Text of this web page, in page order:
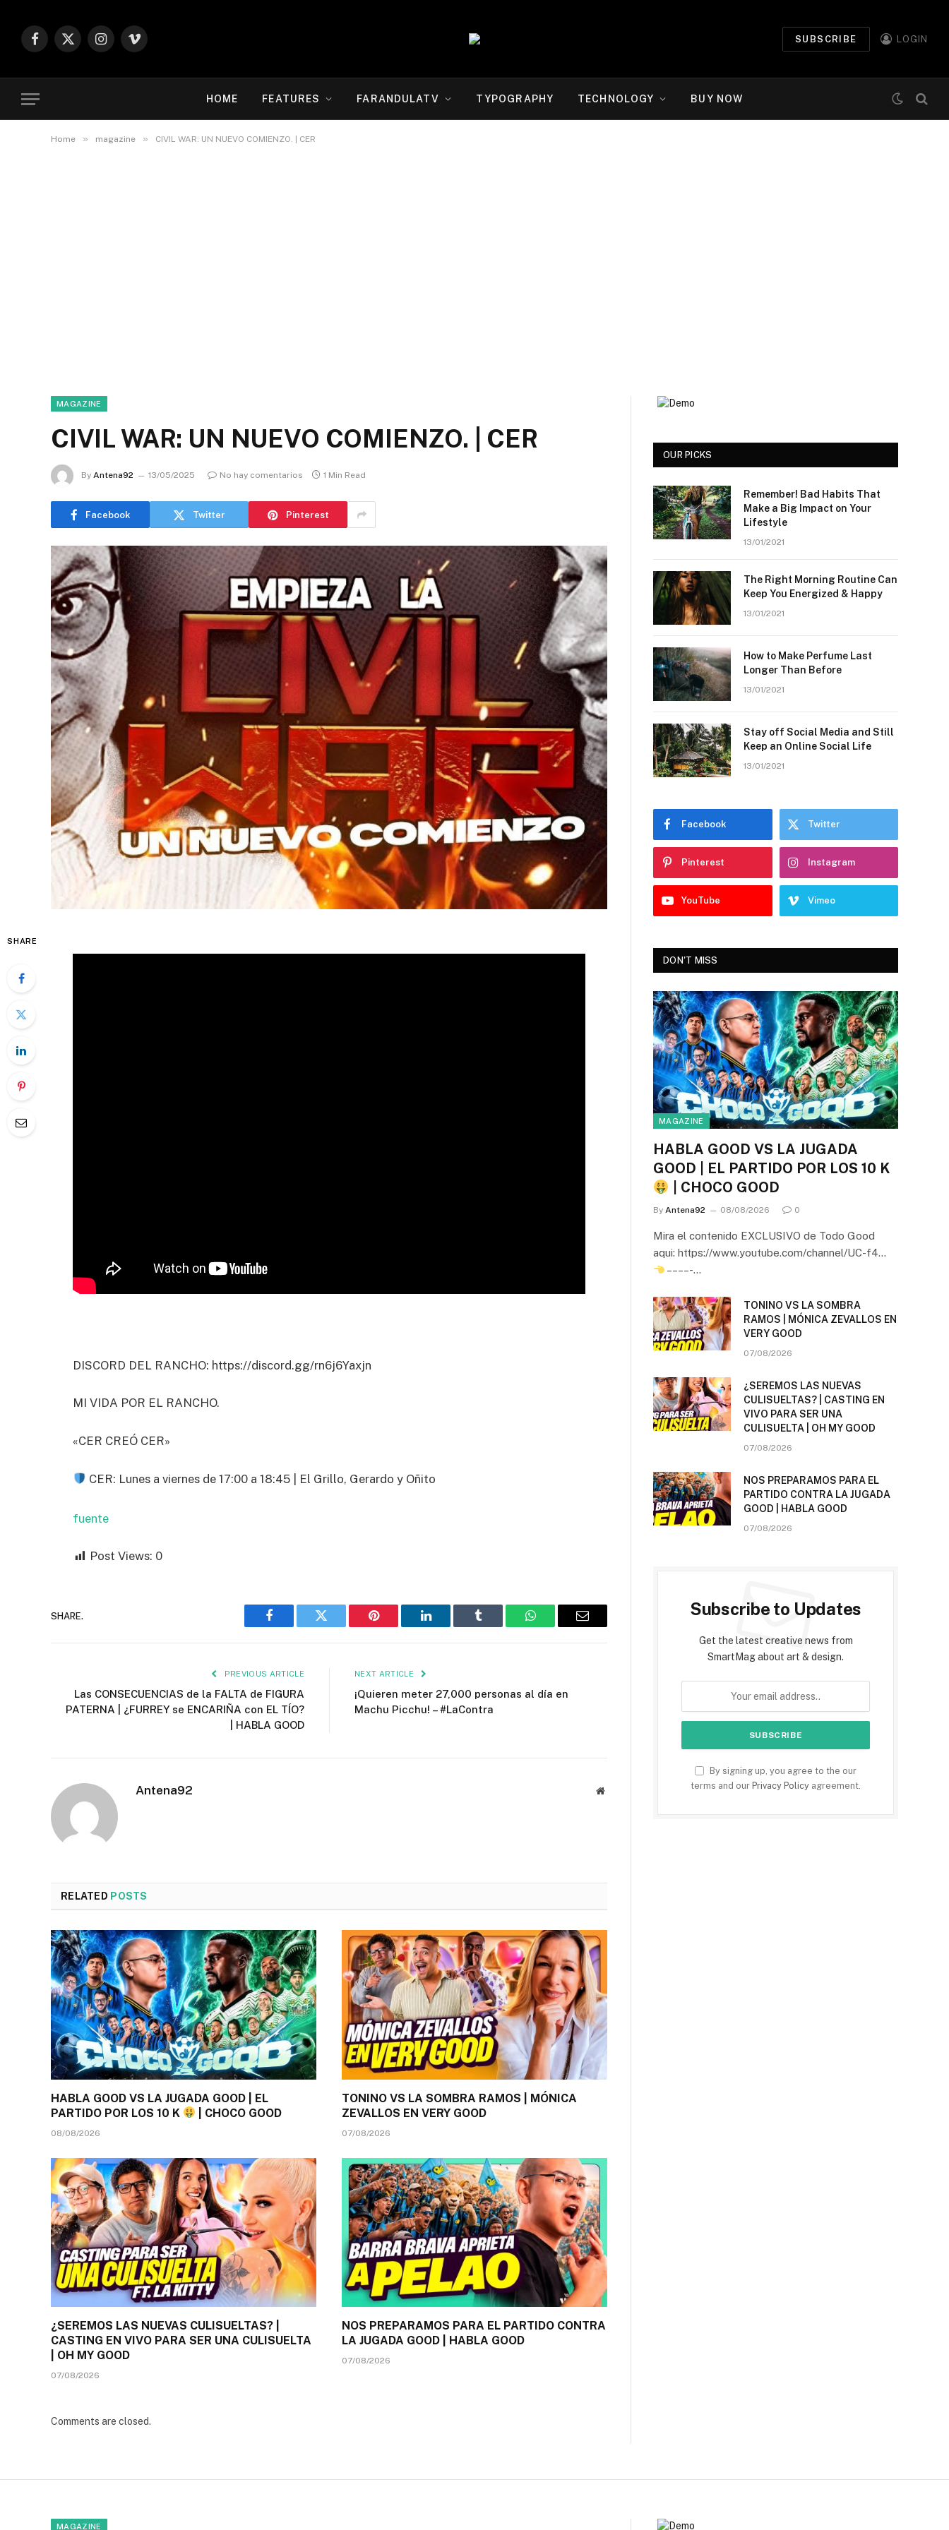
Facebook
X
Instagram
Vimeo
SUBSCRIBE LOGIN
HOME FEATURES FARANDULATV TYPOGRAPHY TECHNOLOGY BUY NOW
Home » magazine » CIVIL WAR: UN NUEVO COMIENZO. | CER
MAGAZINE
CIVIL WAR: UN NUEVO COMIENZO. | CER
By Antena92 13/05/2025 No hay comentarios 1 Min Read
Facebook Twitter Pinterest
SHARE
DISCORD DEL RANCHO: https://discord.gg/rn6j6Yaxjn
MI VIDA POR EL RANCHO.
«CER CREÓ CER»
CER: Lunes a viernes de 17:00 a 18:45 | El Grillo, Gerardo y Oñito
fuente
Post Views: 0
SHARE.
Facebook Twitter Pinterest LinkedIn Tumblr WhatsAppEmail
PREVIOUS ARTICLE
Las CONSECUENCIAS de la FALTA de FIGURA
PATERNA | ¿FURREY se ENCARIÑA con EL TÍO?
| HABLA GOOD
NEXT ARTICLE
¡Quieren meter 27,000 personas al día en
Machu Picchu! – #LaContra
Antena92 Website
RELATED POSTS
HABLA GOOD VS LA JUGADA GOOD | EL
PARTIDO POR LOS 10 K
| CHOCO GOOD
08/08/2026
TONINO VS LA SOMBRA RAMOS | MÓNICA
ZEVALLOS EN VERY GOOD
07/08/2026
¿SEREMOS LAS NUEVAS CULISUELTAS? |
CASTING EN VIVO PARA SER UNA CULISUELTA
| OH MY GOOD
07/08/2026
NOS PREPARAMOS PARA EL PARTIDO CONTRA
LA JUGADA GOOD | HABLA GOOD
07/08/2026
Comments are closed.
OUR PICKS
Remember! Bad Habits That
Make a Big Impact on Your
Lifestyle
13/01/2021
The Right Morning Routine Can
Keep You Energized & Happy
13/01/2021
How to Make Perfume Last
Longer Than Before
13/01/2021
Stay off Social Media and Still
Keep an Online Social Life
13/01/2021
Facebook Twitter
Pinterest Instagram
YouTube Vimeo
DON'T MISS
MAGAZINE
HABLA GOOD VS LA JUGADA
GOOD | EL PARTIDO POR LOS 10 K
| CHOCO GOOD
By Antena92 08/08/2026 0
Mira el contenido EXCLUSIVO de Todo Good
aqui: https://www.youtube.com/channel/UC-f4…
– – – – -…
TONINO VS LA SOMBRA
RAMOS | MÓNICA ZEVALLOS EN
VERY GOOD
07/08/2026
¿SEREMOS LAS NUEVAS
CULISUELTAS? | CASTING EN
VIVO PARA SER UNA
CULISUELTA | OH MY GOOD
07/08/2026
NOS PREPARAMOS PARA EL
PARTIDO CONTRA LA JUGADA
GOOD | HABLA GOOD
07/08/2026
Subscribe to Updates
Get the latest creative news from
SmartMag about art & design.
By signing up, you agree to the our
terms and our Privacy Policy agreement.
MAGAZINE